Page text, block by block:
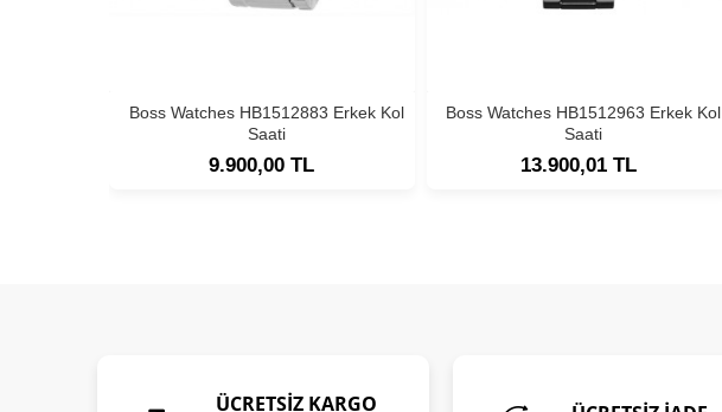
Boss Watches HB1512883 Erkek Kol
Saati
9.900,00 TL
Boss Watches HB1512963 Erkek Kol
Saati
13.900,01 TL
ÜCRETSIZ KARGO